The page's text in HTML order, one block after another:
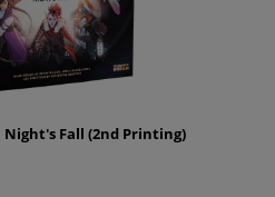
Fall (2nd Printing)